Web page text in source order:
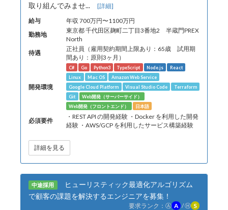
取り組んでみませ... [詳細]
給与
年収 700万円〜1100万円
勤務地
東京都 千代田区麹町二丁目3番地2 半蔵門PREX
North
待遇
正社員（雇用契約期間上限あり：65歳 試用期
間あり：原則3ヶ月）
開発環境
C# Go Python3 TypeScript Node.js
React
Linux
Mac OS
Amazon Web Service
Google Cloud Platform
Visual Studio Code
Terraform
Git
Web開発（サーバーサイド）
Web開発（フロントエンド）
日本語
必須要件
・REST API の開発経験 ・Docker を利用した開発
経験 ・AWS/GCP を利用したサービス構築経験
詳細を見る
中途採用
ヒューリスティック最適化アルゴリズム
で顧客の課題を解決するエンジニアを募集！
要求ランク： Ⓐ A /Ⓗ S